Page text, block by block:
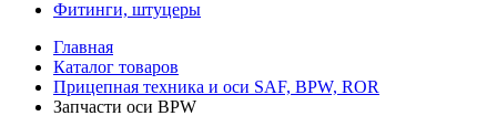
Фитинги, штуцеры
Главная
Каталог товаров
Прицепная техника и оси SAF, BPW, ROR
Запчасти оси BPW